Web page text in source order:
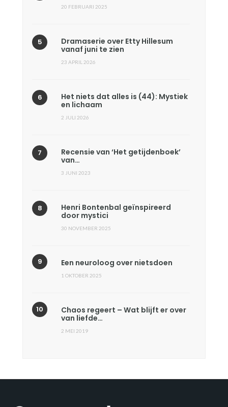
20 FEBRUARI 2025
Dramaserie over Etty Hillesum
vanaf juni te zien
23 APRIL 2026
Het niets dat alles is (44): Mystiek
en lichaam
2 JULI 2026
Recensie van ‘Het getijdenboek’
van…
3 JUNI 2023
Henri Bontenbal geïnspireerd
door mystici
30 NOVEMBER 2025
Een neuroloog over nietsdoen
1 OKTOBER 2025
Chaos regeert – Wat blijft er over
van liefde…
2 MEI 2019